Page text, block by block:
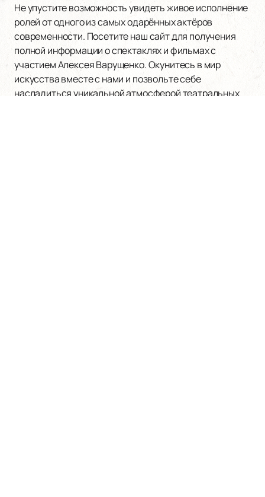
Не упустите возможность увидеть живое исполнение
ролей от одного из самых одарённых актёров
современности. Посетите наш сайт для получения
полной информации о спектаклях и фильмах с
участием Алексея Варущенко. Окунитесь в мир
искусства вместе с нами и позвольте себе
насладиться уникальной атмосферой театральных